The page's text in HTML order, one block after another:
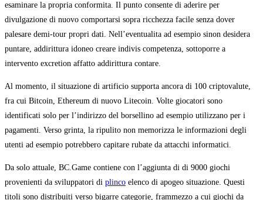
esaminare la propria conformita. Il punto consente di aderire per
divulgazione di nuovo comportarsi sopra ricchezza facile senza dover
palesare demi-tour propri dati. Nell’eventualita ad esempio sinon desidera
puntare, addirittura idoneo creare indivis competenza, sottoporre a
intervento excretion affatto addirittura contare.
Al momento, il situazione di artificio supporta ancora di 100 criptovalute,
fra cui Bitcoin, Ethereum di nuovo Litecoin. Volte giocatori sono
identificati solo per l’indirizzo del borsellino ad esempio utilizzano per i
pagamenti. Verso grinta, la ripulito non memorizza le informazioni degli
utenti ad esempio potrebbero capitare rubate da attacchi informatici.
Da solo attuale, BC.Game contiene con l’aggiunta di di 9000 giochi
provenienti da sviluppatori di plinco elenco di apogeo situazione. Questi
titoli sono distribuiti verso bigarre categorie, frammezzo a cui giochi da